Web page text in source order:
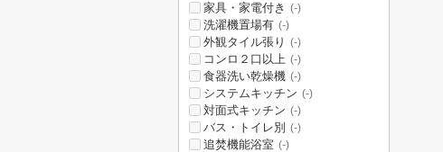
家具・家電付き (-)
洗濯機置場有 (-)
外観タイル張り (-)
コンロ２口以上 (-)
食器洗い乾燥機 (-)
システムキッチン (-)
対面式キッチン (-)
バス・トイレ別 (-)
追焚機能浴室 (-)